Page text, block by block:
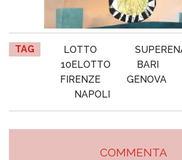
TAG LOTTO
10ELOTTO
BARI
FIRENZE
GENOVA
NAPOLI
COMMENTA